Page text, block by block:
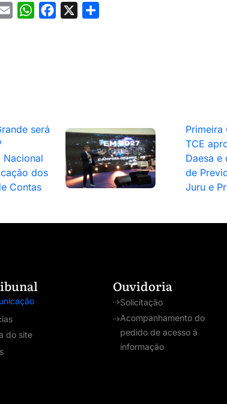
Email WhatsAppFacebook
será
Nacional
dos
Contas
Primeira
TCE
Daesa e
de
Juru e
do site
Ouvidoria
Solicitação
Acompanhamento do
pedido de acesso à
informação